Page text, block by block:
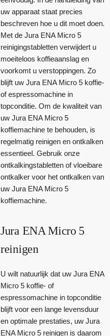
uw apparaat staat precies
beschreven hoe u dit moet doen.
Met de Jura ENA Micro 5
reinigingstabletten verwijdert u
moeiteloos koffieaanslag en
voorkomt u verstoppingen. Zo
blijft uw Jura ENA Micro 5 koffie-
of espressomachine in
topconditie. Om de kwaliteit van
uw Jura ENA Micro 5
koffiemachine te behouden, is
regelmatig reinigen en ontkalken
essentieel. Gebruik onze
ontkalkingstabletten of vloeibare
ontkalker voor het ontkalken van
uw Jura ENA Micro 5
koffiemachine.
Jura ENA Micro 5
reinigen
U wilt natuurlijk dat uw Jura ENA
Micro 5 koffie- of
espressomachine in topconditie
blijft voor een lange levensduur
en optimale prestaties, uw Jura
ENA Micro 5 reinigen is daarom